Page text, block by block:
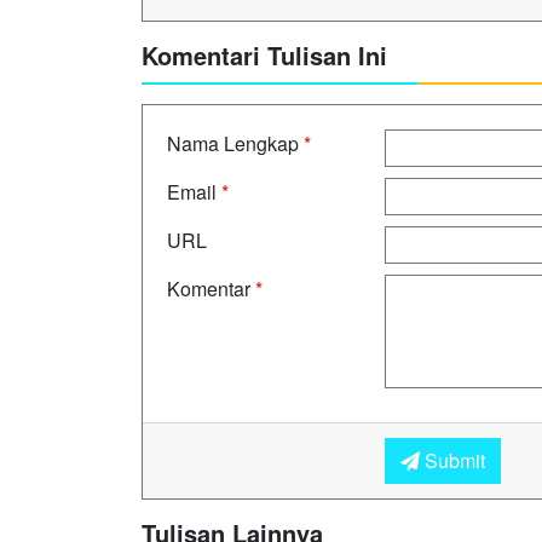
Komentari Tulisan Ini
Nama Lengkap*
Email *
URL
Komentar*
Submit
Tulisan Lainnya